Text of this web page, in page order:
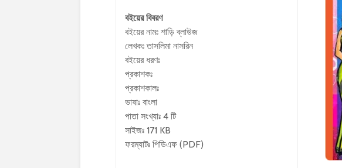
বইয়ের বিবরণ
বইয়ের নামঃ শাড়ি ব্লাউজ
লেখকঃতাসলিমা নাসরিন
বইয়ের ধরণঃ
প্রকাশকঃ
প্রকাশকালঃ
ভাষাঃ বাংলা
পাতা সংখ্যাঃ 4 টি
সাইজঃ 171 KB
ফরম্যাটঃ পিডিএফ (PDF)